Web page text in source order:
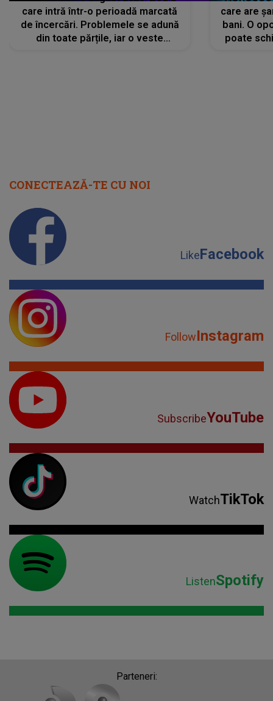
care intră într-o perioadă marcată
de încercări. Problemele se adună
din toate părțile, iar o veste
care are
bani. O
poate
CONECTEAZĂ-TE CU NOI
LikeFacebook
FollowInstagram
SubscribeYouTube
WatchTikTok
ListenSpotify
Parteneri: